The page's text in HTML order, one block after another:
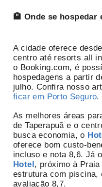
🏨 Onde se hospedar
A cidade oferece
centro até resorts all
o Booking.com, é
hospedagens a partir
julho. Confira nosso
ficar em Porto Seguro.
As melhores áreas
de Taperapuã e o
busca economia, o
oferece bom custo-
incluso e nota 8,6. Já o
Hotel, próximo à
estrutura com piscina,
avaliação 8,7.